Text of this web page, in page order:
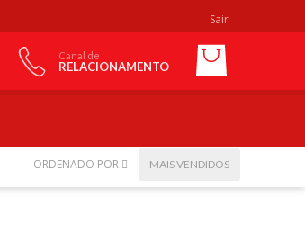
Sair
Canal de
RELACIONAMENTO
ORDENADO POR MAIS VENDIDOS